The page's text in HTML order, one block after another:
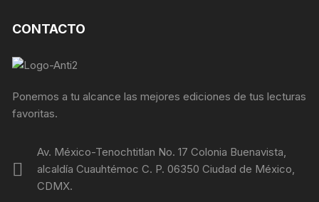
CONTACTO
Ponemos a tu alcance las mejores ediciones de tus lecturas
favoritas.
Av. México-Tenochtitlan No. 17 Colonia Buenavista,
alcaldía Cuauhtémoc C. P. 06350 Ciudad de México,
CDMX.